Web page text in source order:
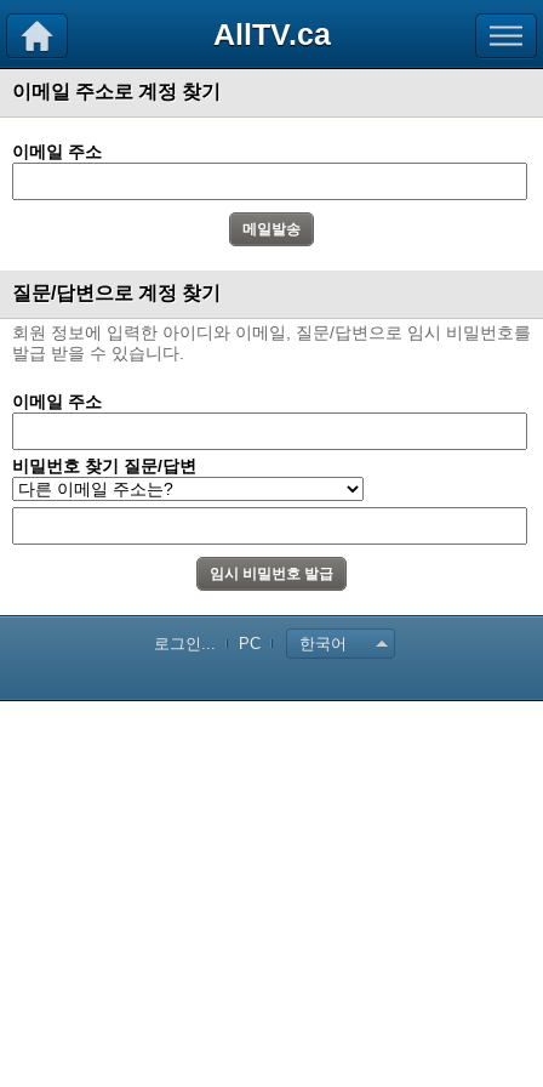
AllTV.ca
이메일 주소로 계정 찾기
이메일 주소
질문/답변으로 계정 찾기
회원 정보에 입력한 아이디와 이메일, 질문/답변으로 임시 비밀번호를
발급 받을 수 있습니다.
이메일 주소
비밀번호 찾기 질문/답변
로그인... PC 한국어